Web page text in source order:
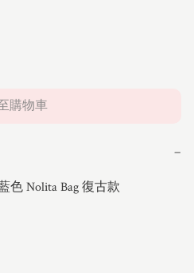
購物車
−
色 Nolita Bag 復古款